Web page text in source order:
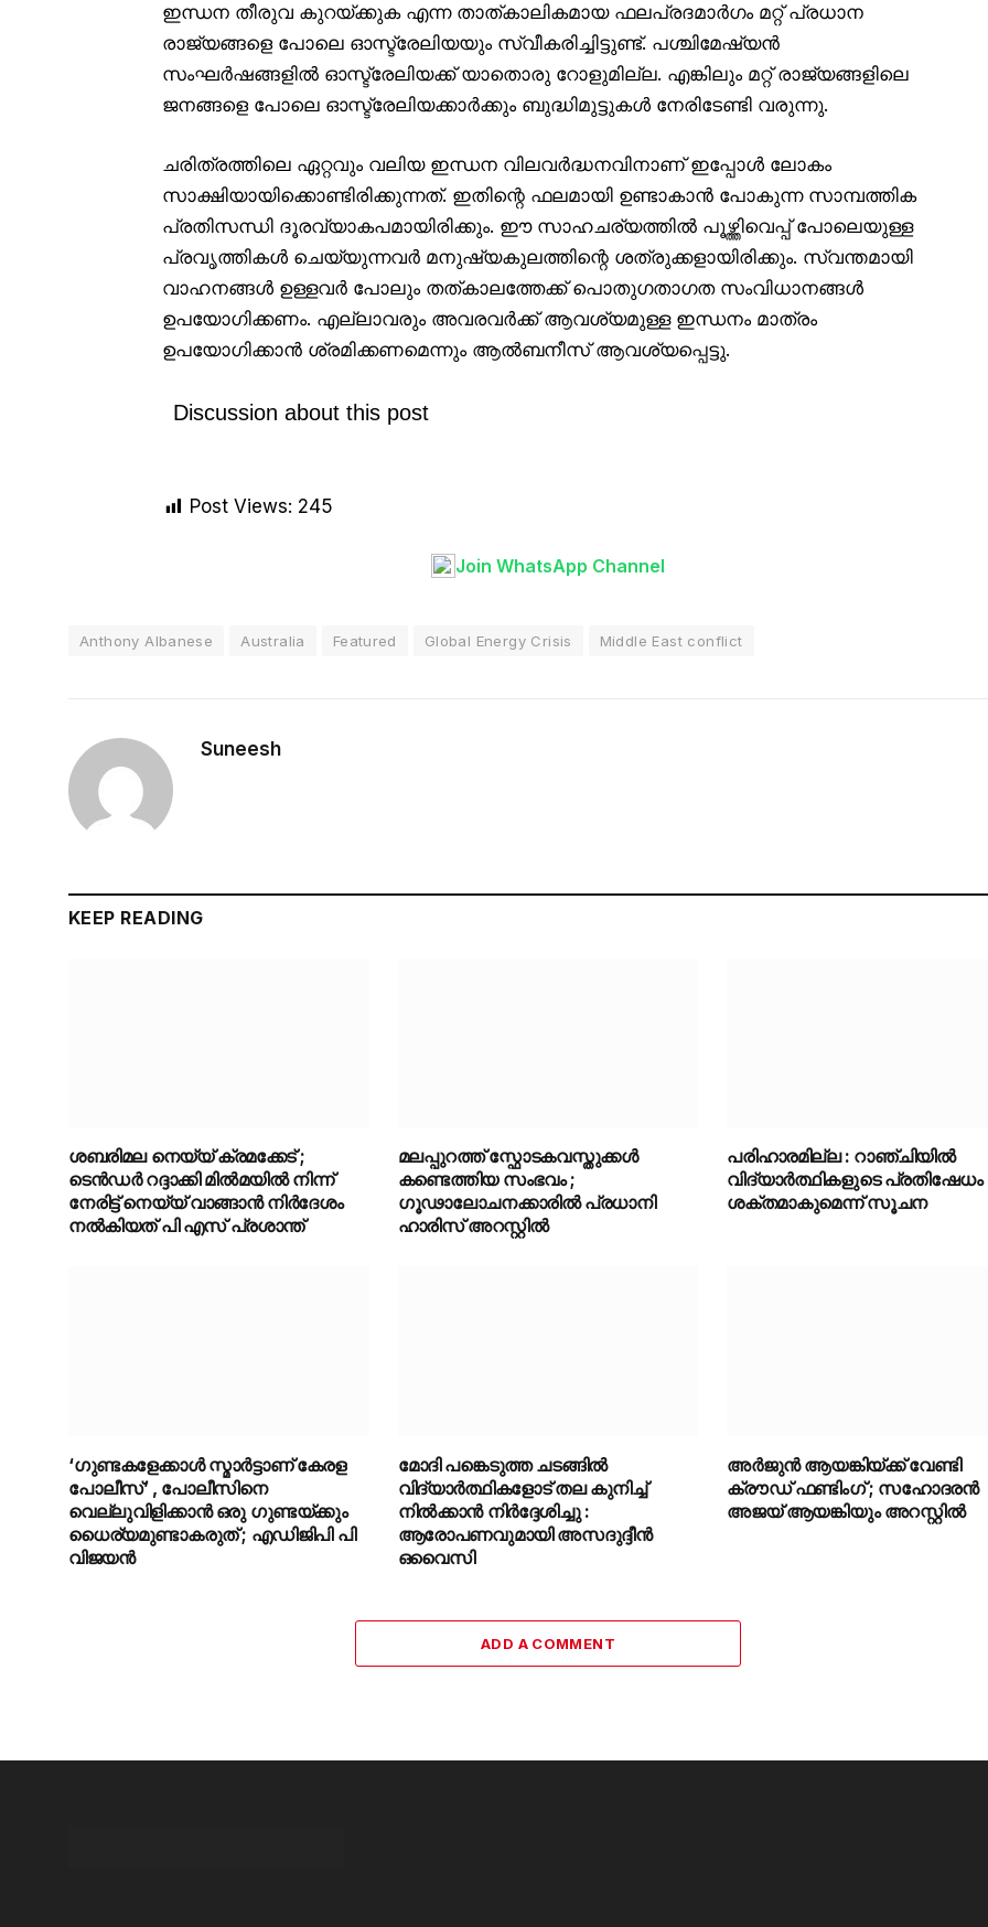
ഇന്ധന തീരുവ കുറയ്ക്കുക എന്ന താത്കാലികമായ ഫലപ്രദമാർഗം മറ്റ് പ്രധാന
രാജ്യങ്ങളെ പോലെ ഓസ്ട്രേലിയയും സ്വീകരിച്ചിട്ടുണ്ട്. പശ്ചിമേഷ്യൻ
സംഘർഷങ്ങളിൽ ഓസ്ട്രേലിയക്ക് യാതൊരു റോളുമില്ല. എങ്കിലും മറ്റ് രാജ്യങ്ങളിലെ
ജനങ്ങളെ പോലെ ഓസ്ട്രേലിയക്കാർക്കും ബുദ്ധിമുട്ടുകൾ നേരിടേണ്ടി വരുന്നു.
ചരിത്രത്തിലെ ഏറ്റവും വലിയ ഇന്ധന വിലവർദ്ധനവിനാണ് ഇപ്പോൾ ലോകം
സാക്ഷിയായിക്കൊണ്ടിരിക്കുന്നത്. ഇതിന്റെ ഫലമായി ഉണ്ടാകാൻ പോകുന്ന സാമ്പത്തിക
പ്രതിസന്ധി ദൂരവ്യാകപമായിരിക്കും. ഈ സാഹചര്യത്തിൽ പൂഴ്ത്തിവെപ്പ് പോലെയുള്ള
പ്രവൃത്തികൾ ചെയ്യുന്നവർ മനുഷ്യകുലത്തിന്റെ ശത്രുക്കളായിരിക്കും. സ്വന്തമായി
വാഹനങ്ങൾ ഉള്ളവർ പോലും തത്കാലത്തേക്ക് പൊതുഗതാഗത സംവിധാനങ്ങൾ
ഉപയോഗിക്കണം. എല്ലാവരും അവരവർക്ക് ആവശ്യമുള്ള ഇന്ധനം മാത്രം
ഉപയോഗിക്കാൻ ശ്രമിക്കണമെന്നും ആൽബനീസ് ആവശ്യപ്പെട്ടു.
Discussion about this post
Post Views: 245
Join WhatsApp Channel
Anthony Albanese Australia Featured Global Energy Crisis Middle East conflict
Suneesh
KEEP READING
ശബരിമല നെയ്യ് ക്രമക്കേട് ;
ടെന്‍ഡര്‍ റദ്ദാക്കി മില്‍മയില്‍ നിന്ന്
നേരിട്ട് നെയ്യ് വാങ്ങാന്‍ നിര്‍ദേശം
നൽകിയത് പി എസ് പ്രശാന്ത്
മലപ്പുറത്ത് സ്ഫോടകവസ്തുക്കൾ
കണ്ടെത്തിയ സംഭവം ;
ഗൂഢാലോചനക്കാരിൽ പ്രധാനി
ഹാരിസ് അറസ്റ്റിൽ
പരിഹാരമില്ല : റാഞ്ചിയിൽ
വിദ്യാർത്ഥികളുടെ പ്രതിഷേധം
ശക്തമാകുമെന്ന് സൂചന
‘ഗുണ്ടകളേക്കാള്‍ സ്മാര്‍ട്ടാണ് കേരള
പോലീസ്’ , പോലീസിനെ
വെല്ലുവിളിക്കാൻ ഒരു ഗുണ്ടയ്ക്കും
ധൈര്യമുണ്ടാകരുത് ; എഡിജിപി പി
വിജയന്‍
മോദി പങ്കെടുത്ത ചടങ്ങിൽ
വിദ്യാർത്ഥികളോട് തല കുനിച്ച്
നിൽക്കാൻ നിർദ്ദേശിച്ചു :
ആരോപണവുമായി അസദുദ്ദീൻ
ഒവൈസി
അർജുൻ ആയങ്കിയ്ക്ക് വേണ്ടി
ക്രൗഡ് ഫണ്ടിംഗ് ; സഹോദരൻ
അജയ് ആയങ്കിയും അറസ്റ്റിൽ
ADD A COMMENT